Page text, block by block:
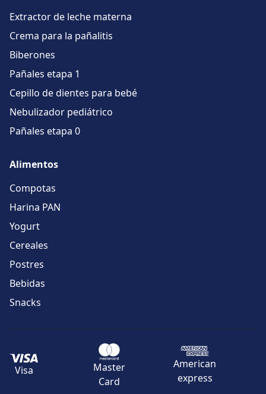
Extractor de leche materna
Crema para la pañalitis
Biberones
Pañales etapa 1
Cepillo de dientes para bebé
Nebulizador pediátrico
Pañales etapa 0
Alimentos
Compotas
Harina PAN
Yogurt
Cereales
Postres
Bebidas
Snacks
Visa
Master
Card
American
express